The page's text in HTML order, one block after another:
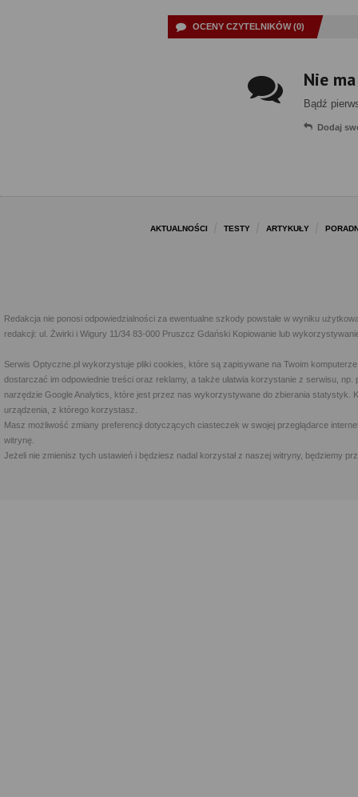
OCENY CZYTELNIKÓW (0)
Nie
Bądź
Dodaj
AKTUALNOŚCI TESTY ARTYKUŁY
Redakcja nie ponosi odpowiedzialności za ewentualne szkody powstałe w wyniku
redakcji: ul. Żwirki i Wigury 11/34 83-000 Pruszcz Gdański Kopiowanie lub
Serwis Optyczne.pl wykorzystuje pliki cookies, które są zapisywane na Twoim
dostarczać im odpowiednie treści oraz reklamy, a także ułatwia korzystanie z serwisu,
narzędzie Google Analytics, które jest przez nas wykorzystywane do zbierania statystyk.
urządzenia, z którego korzystasz.
Masz możliwość zmiany preferencji dotyczących ciasteczek w swojej przeglądarce
witrynę.
Jeżeli nie zmienisz tych ustawień i będziesz nadal korzystał z naszej witryny, będziemy